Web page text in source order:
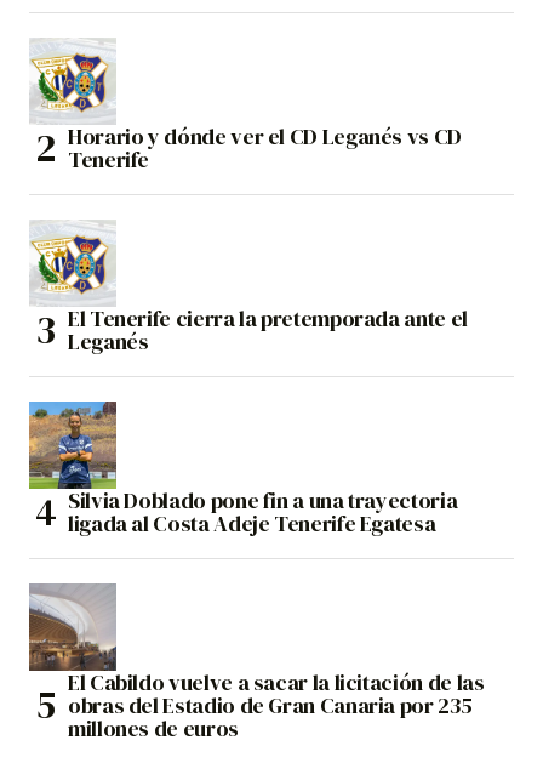
Horario y dónde ver el CD Leganés vs CD
Tenerife
El Tenerife cierra la pretemporada ante el
Leganés
Silvia Doblado pone fin a una trayectoria
ligada al Costa Adeje Tenerife Egatesa
El Cabildo vuelve a sacar la licitación de las
obras del Estadio de Gran Canaria por 235
millones de euros